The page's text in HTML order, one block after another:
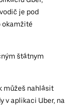
je pod
okamžité
štátnym
můžeš nahlásit
v aplikaci Uber, na